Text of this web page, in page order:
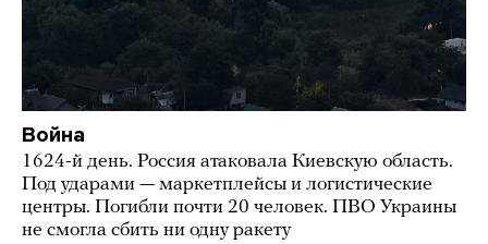
Война
1624-й день. Россия атаковала Киевскую область.
Под ударами — маркетплейсы и логистические
центры. Погибли почти 20 человек. ПВО Украины
не смогла сбить ни одну ракету